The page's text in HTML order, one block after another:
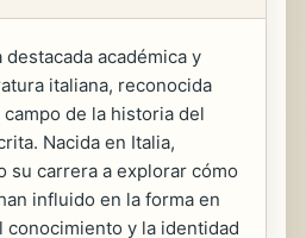
destacada académica y
italiana, reconocida
de la historia del
Nacida en Italia,
su carrera a explorar cómo
influido en la forma en
conocimiento y la identidad